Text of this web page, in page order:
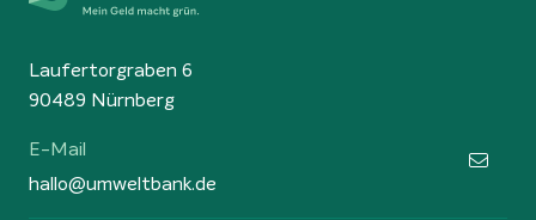
Laufertorgraben 6
90489 Nürnberg
E-Mail
hallo@umweltbank.de